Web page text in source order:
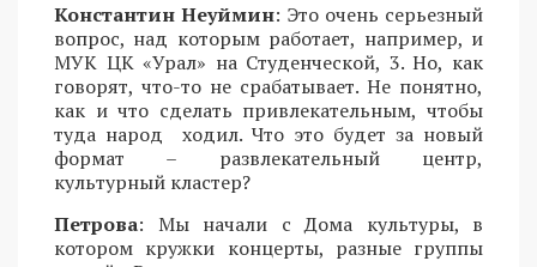
Константин Неуймин: Это очень серьезный
вопрос, над которым работает, например, и
МУК ЦК «Урал» на Студенческой, 3. Но, как
говорят, что-то не срабатывает. Не понятно,
как и что сделать привлекательным, чтобы
туда народ ходил. Что это будет за новый
формат – развлекательный центр,
культурный кластер?
Петрова: Мы начали с Дома культуры, в
котором кружки концерты, разные группы